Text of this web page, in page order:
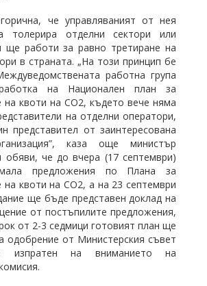
че управляваният от нея
толерира отделни сектори или
ще работи за равно третиране на
в страната. „На този принцип бе
работна група
на Национален план за
на квоти на СО2, където вече няма
на отделни оператори,
представител от заинтересована
каза още министър
обяви, че до вчера (17 септември)
предложения по Плана за
на квоти на СО2, а на 23 септември
ще бъде представен доклад на
от постъпилите предложения,
от 2-3 седмици готовият план ще
одобрение от Министерския съвет
на вниманието на